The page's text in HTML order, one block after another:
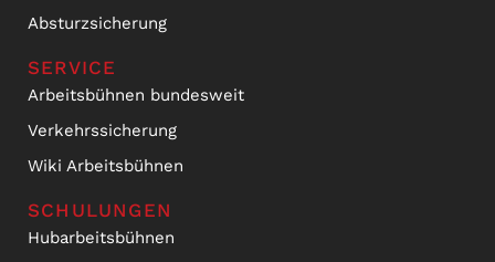
Absturzsicherung
SERVICE
Arbeitsbühnen bundesweit
Verkehrssicherung
Wiki Arbeitsbühnen
SCHULUNGEN
Hubarbeitsbühnen